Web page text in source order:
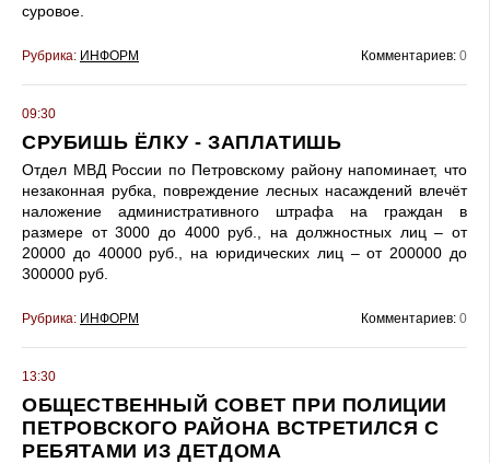
суровое.
Рубрика: ИНФОРМ Комментариев: 0
09:30
СРУБИШЬ ЁЛКУ - ЗАПЛАТИШЬ
Отдел МВД России по Петровскому району напоминает, что
незаконная рубка, повреждение лесных насаждений влечёт
наложение административного штрафа на граждан в
размере от 3000 до 4000 руб., на должностных лиц – от
20000 до 40000 руб., на юридических лиц – от 200000 до
300000 руб.
Рубрика: ИНФОРМ Комментариев: 0
13:30
ОБЩЕСТВЕННЫЙ СОВЕТ ПРИ ПОЛИЦИИ
ПЕТРОВСКОГО РАЙОНА ВСТРЕТИЛСЯ С
РЕБЯТАМИ ИЗ ДЕТДОМА